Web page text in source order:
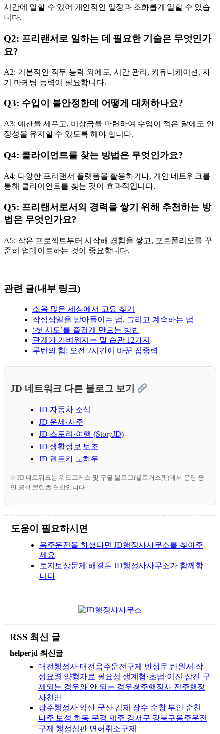
시간에 일할 수 있어 개인적인 일정과 조화롭게 일할 수 있습
니다.
Q2: 프리랜서로 일하는 데 필요한 기술은 무엇인가
요?
A2: 기본적인 직무 능력 외에도, 시간 관리, 커뮤니케이션, 자
기 마케팅 능력이 필요합니다.
Q3: 수입이 불안정한데 어떻게 대처하나요?
A3: 예산을 세우고, 비상금을 마련하여 수입이 적은 달에도 안
정성을 유지할 수 있도록 해야 합니다.
Q4: 클라이언트를 찾는 방법은 무엇인가요?
A4: 다양한 프리랜서 플랫폼을 활용하거나, 개인 네트워크를
통해 클라이언트를 찾는 것이 효과적입니다.
Q5: 프리랜서로서의 경력을 쌓기 위해 추천하는 방
법은 무엇인가요?
A5: 작은 프로젝트부터 시작해 경험을 쌓고, 포트폴리오를 꾸
준히 업데이트하는 것이 중요합니다.
관련 글(내부 링크)
소음 많은 세상에서 고요 찾기
작심삼일을 받아들이는 법, 그리고 계속하는 법
‘첫 시도’를 즐겁게 만드는 방법
관계가 가벼워지는 말 습관 12가지
루틴의 힘: 오전 2시간이 바꾼 집중력
JD 네트워크 다른 블로그 보기
JD 자동차 소식
JD 운세·사주
JD 스토리·여행 (StoryJD)
JD 생활정보 보조
JD 렌트카 노하우
※ JD 네트워크는 워드프레스 및 구글 블로그(블로거스팟)에서 운영 중
인 공식 콘텐츠 연합입니다.
도움이 필요하시면
음주운전을 하셨다면 JD행정사사무소를 찾아주
세요
토지보상문제 해결은 JD행정사사무소가 함께합
니다
RSS 최신 글
helperjd 최신글
대전행정사 대전음주운전구제 반성문 탄원서 작
성요령 양형자료 필요성 생계형·초범·이진 삼진 구
제되는 경우와 안 되는 경우청주행정사 전주행정
사천안
광주행정사 익산 군산 김제 장수 순창 부안 순천
나주 보성 하동 문경 제주 강서구 강북구음주운전
구제 행정심판 면허취소구제